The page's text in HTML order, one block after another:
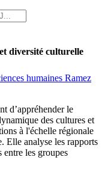
diversité culturelle
humaines Ramez
d’appréhender le
des cultures et
à l'échelle régionale
Elle analyse les rapports
les groupes